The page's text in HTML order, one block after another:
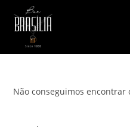
para
conteúdo
Não conseguimos